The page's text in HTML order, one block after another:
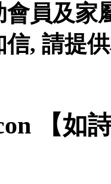
員及家
, 請提
【如